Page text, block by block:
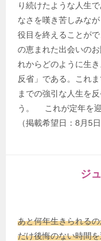
り続けたような人生
なさを嘆き苦しみな
役目を終えることが
の恵まれた出会いの
れからどのように生
反省」である。これ
までの強引な人生を
う。 これが定年を迎
（掲載希望日：8月5日
ジ
あと何年生きられる
だけ後悔のない時間